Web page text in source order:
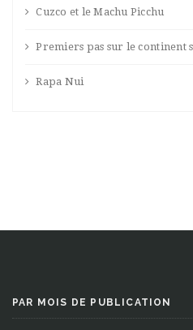
Cuzco et le Machu Picchu
Premiers pas sur le continent
Rapa Nui
PAR MOIS DE PUBLICATION